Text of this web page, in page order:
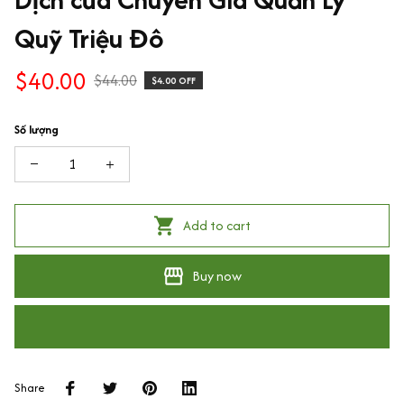
Quỹ Triệu Đô
$40.00 $44.00 $4.00 OFF
Số lượng
Add to cart
Buy now
Share